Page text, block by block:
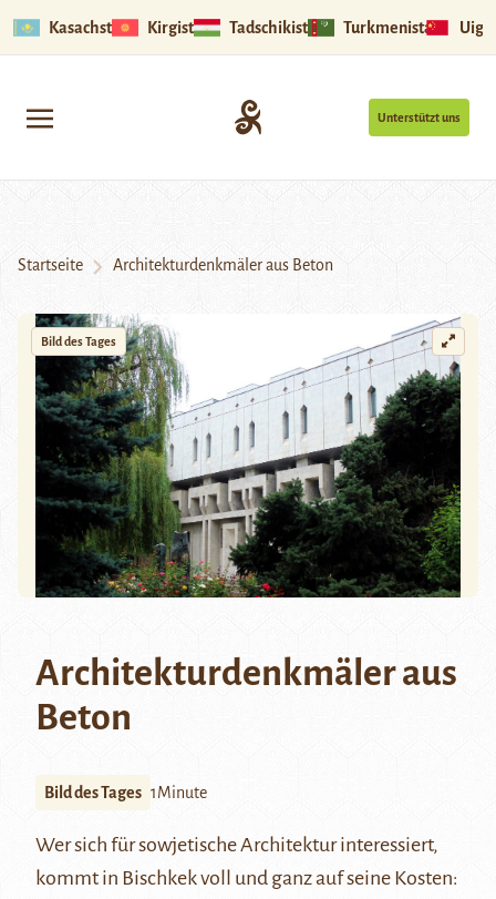
Kasachstan Kirgistan Tadschikistan Turkmenistan
Unterstützt uns
Startseite Architekturdenkmäler aus Beton
Bild des Tages
Architekturdenkmäler aus
Beton
Bild des Tages 1Minute
Wer sich für sowjetische Architektur interessiert,
kommt in Bischkek voll und ganz auf seine Kosten: